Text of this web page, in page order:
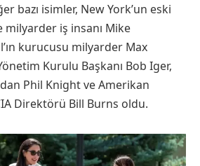
bazı isimler, New York’un eski
milyarder iş insanı Mike
kurucusu milyarder Max
Kurulu Başkanı Bob Iger,
Phil Knight ve Amerikan
Direktörü Bill Burns oldu.